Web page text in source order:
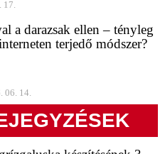
17.
a darazsak ellen – tényleg
terjedő módszer?
06. 14.